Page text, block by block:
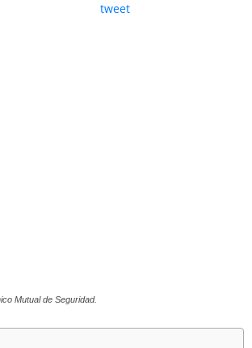
tweet
Mutual de Seguridad.